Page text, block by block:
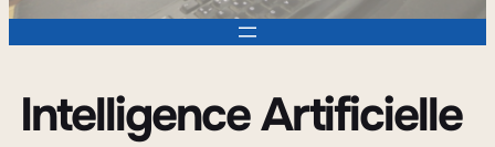
Intelligence Artificielle